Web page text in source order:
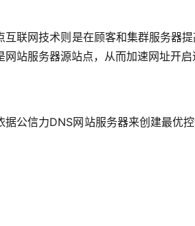
联网技术则是在顾客和集群服务器
站服务器源站点，从而加速网址开启
信力DNS网站服务器来创建最优